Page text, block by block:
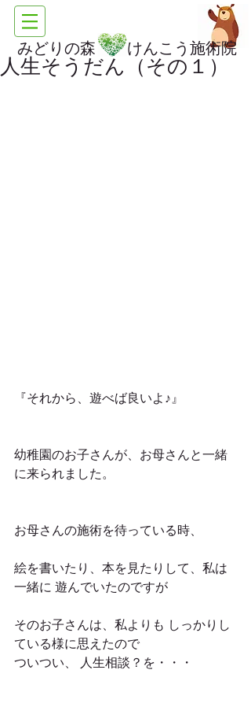
みどりの森 けんこう施術院
人生そうだん（その１）
『それから、遊べば良いよ♪』
幼稚園のお子さんが、お母さんと一緒
に来られました。
お母さんの施術を待っている時、
絵を書いたり、本を見たりして、私は
一緒に 遊んでいたのですが
そのお子さんは、私よりも しっかりし
ている様に思えたので
ついつい、 人生相談？を・・・